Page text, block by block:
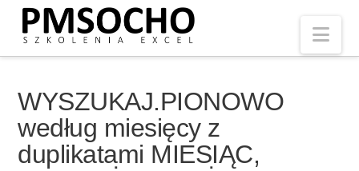
WYSZUKAJ.PIONOWO
według miesięcy z
duplikatami MIESIĄC,